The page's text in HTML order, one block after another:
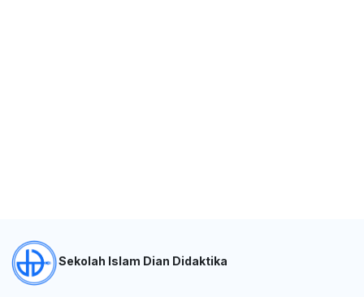
Sekolah Islam Dian Didaktika